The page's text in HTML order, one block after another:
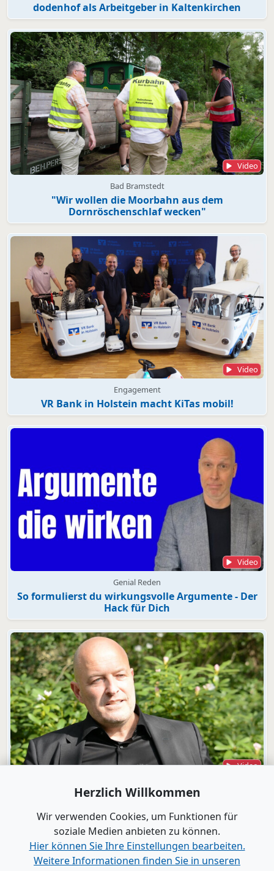
dodenhof als Arbeitgeber in Kaltenkirchen
Video
Bad Bramstedt
"Wir wollen die Moorbahn aus dem
Dornröschenschlaf wecken"
Video
Engagement
VR Bank in Holstein macht KiTas mobil!
Video
Genial Reden
So formulierst du wirkungsvolle Argumente - Der
Hack für Dich
Video
Wirtschaft.Gespräch mit Markus Milz
„Gewinner der Zukunft“ - Die neuen Spielregeln
kennen und perfekt beherrschen
Alle Videos anzeigen
Herzlich Willkommen
Wir verwenden Cookies, um Funktionen für
soziale Medien anbieten zu können.
Hier können Sie Ihre Einstellungen bearbeiten.
Weitere Informationen finden Sie in unseren